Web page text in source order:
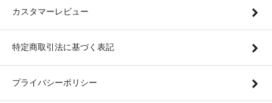
カスタマーレビュー
特定商取引法に基づく表記
プライバシーポリシー